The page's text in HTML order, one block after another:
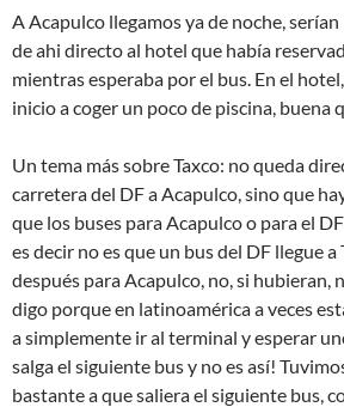
A Acapulco llegamos ya de noche,
de ahi directo al hotel que había
mientras esperaba por el bus. En el
inicio a coger un poco de piscina, buena
Un tema más sobre Taxco: no queda
carretera del DF a Acapulco, sino que
que los buses para Acapulco o para el
es decir no es que un bus del DF llegue
después para Acapulco, no, si hubieran,
digo porque en latinoamérica a veces
a simplemente ir al terminal y esperar
salga el siguiente bus y no es así!
bastante a que saliera el siguiente bus,